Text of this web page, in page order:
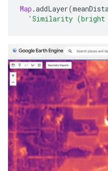
Map .addLayer(
'Similarity (bright